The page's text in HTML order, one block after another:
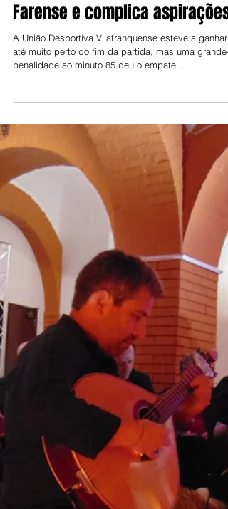
Jorge Talixa
12 de mar. de 2023
Farense e complica aspirações
A União Desportiva Vilafranquense esteve a ganhar
até muito perto do fim da partida, mas uma grande-
penalidade ao minuto 85 deu o empate...